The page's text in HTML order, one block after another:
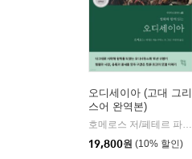
오디세이아 (고대 그리
스어 완역본)
19,800원 (10% 할인)